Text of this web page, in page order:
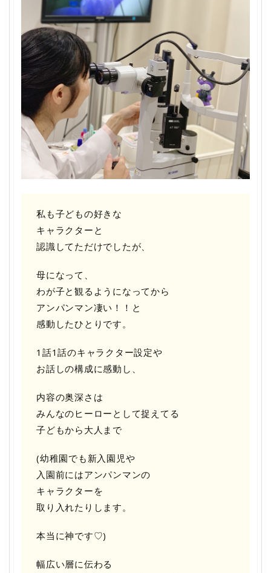
私も子どもの好きな
キャラクターと
認識してただけでしたが、
母になって、
わが子と観るようになってから
アンパンマン凄い！！と
感動したひとりです。
1話1話のキャラクター設定や
お話しの構成に感動し、
内容の奥深さは
みんなのヒーローとして捉えてる
子どもから大人まで
(幼稚園でも新入園児や
入園前にはアンパンマンの
キャラクターを
取り入れたりします。
本当に神です♡)
幅広い層に伝わる